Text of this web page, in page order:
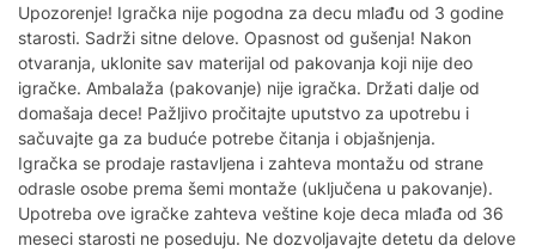
Upozorenje! Igračka nije pogodna za decu mlađu od 3 godine
starosti. Sadrži sitne delove. Opasnost od gušenja! Nakon
otvaranja, uklonite sav materijal od pakovanja koji nije deo
igračke. Ambalaža (pakovanje) nije igračka. Držati dalje od
domašaja dece! Pažljivo pročitajte uputstvo za upotrebu i
sačuvajte ga za buduće potrebe čitanja i objašnjenja.
Igračka se prodaje rastavljena i zahteva montažu od strane
odrasle osobe prema šemi montaže (uključena u pakovanje).
Upotreba ove igračke zahteva veštine koje deca mlađa od 36
meseci starosti ne poseduju. Ne dozvoljavajte detetu da delove